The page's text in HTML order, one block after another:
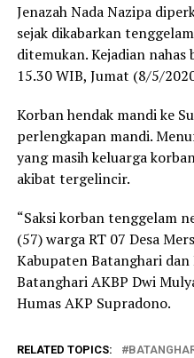
Jenazah Nada Nazipa
sejak dikabarkan
ditemukan. Kejadian
15.30 WIB, Jumat (8/5/
Korban hendak mandi ke
perlengkapan mandi.
yang masih keluarga
akibat tergelincir.
“Saksi korban tenggelam
(57) warga RT 07 Desa
Kabupaten Batanghari dan
Batanghari AKBP Dwi
Humas AKP Supradono.
RELATED TOPICS: